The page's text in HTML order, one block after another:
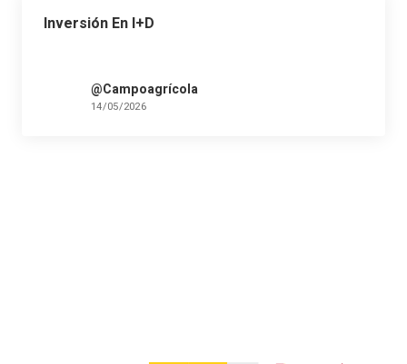
Inversión En I+D
@Campoagrícola
14/05/2026